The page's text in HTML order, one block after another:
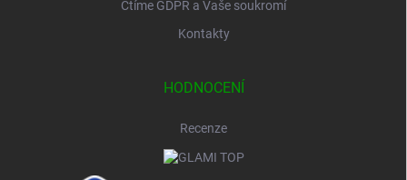
Ctíme GDPR a Vaše soukromí
Kontakty
HODNOCENÍ
Recenze